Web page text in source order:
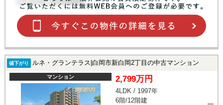
値下がり ルネ・グランテラス|白岡市新白岡2丁目の中古マンション
マンション 2,799万円
4LDK / 1997年
6階/12階建